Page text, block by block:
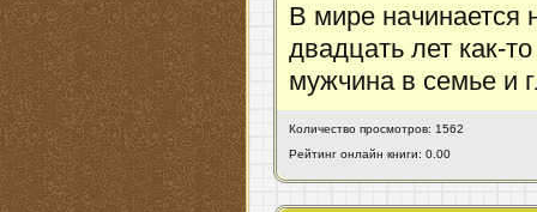
В мире начинается
двадцать лет как-
мужчина в семье и
Количество просмотров: 1562
Рейтинг онлайн книги: 0.00